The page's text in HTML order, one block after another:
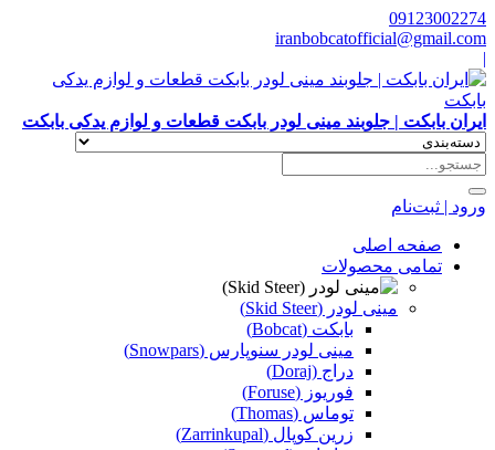
09123002274
iranbobcatofficial@gmail.com
|
ایران بابکت | جلوبند مینی لودر بابکت قطعات و لوازم یدکی بابکت
ورود | ثبت‌نام
صفحه اصلی
تمامی محصولات
مینی لودر (Skid Steer)
بابکت (Bobcat)
مینی لودر سنوپارس (Snowpars)
دراج (Doraj)
فوریوز (Foruse)
توماس (Thomas)
زرین کوپال (Zarrinkupal)